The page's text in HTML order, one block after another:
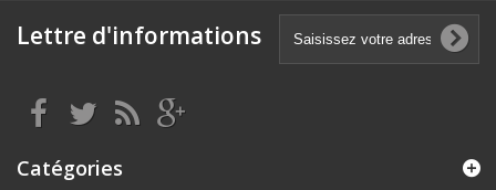
Lettre d'informations
Catégories